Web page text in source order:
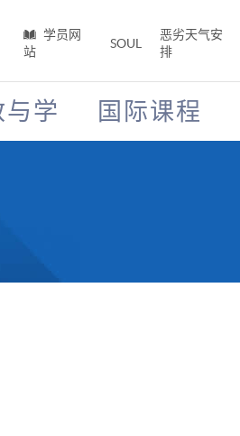
学员网
站
SOUL
恶劣天气安
排
与学 国际课程